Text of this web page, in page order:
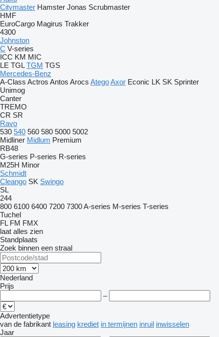
Citymaster Hamster Jonas Scrubmaster
HMF
EuroCargo Magirus Trakker
4300
Johnston
C V-series
ICC KM MIC
LE TGL TGM TGS
Mercedes-Benz
A-Class Actros Antos Arocs AtegoAxor Econic LK SK Sprinter
Unimog
Canter
TREMO
CR SR
Ravo
530 540 560 580 5000 5002
Midliner Midlum Premium
RB48
G-series P-series R-series
M25H Minor
Schmidt
Cleango SK Swingo
SL
244
800 6100 6400 7200 7300A-series M-series T-series
Tuchel
FL FM FMX
laat alles zien
Standplaats
Zoek binnen een straal
Nederland
Prijs
–
Advertentietype
van de fabrikant leasing krediet in termijnen inruil inwisselen
Jaar